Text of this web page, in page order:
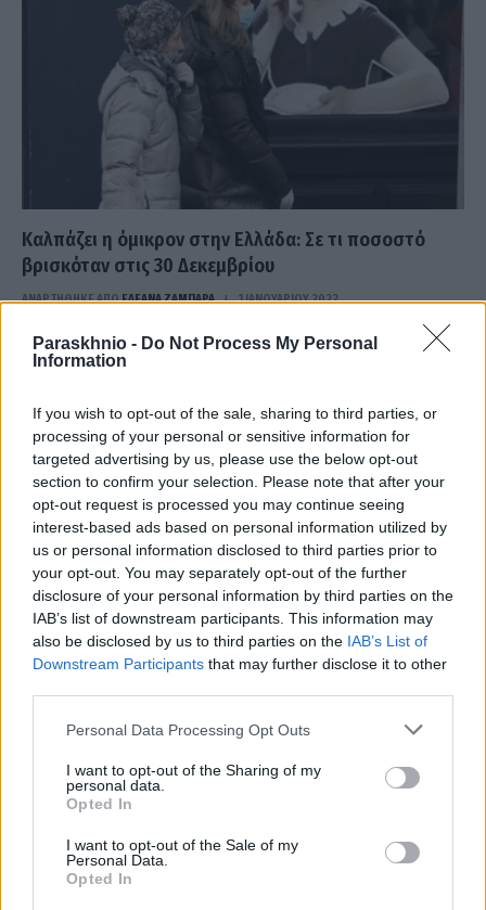
Paraskhnio - Do Not Process My Personal
Information
If you wish to opt-out of the sale, sharing to third parties, or
processing of your personal or sensitive information for
targeted advertising by us, please use the below opt-out
section to confirm your selection. Please note that after your
opt-out request is processed you may continue seeing
interest-based ads based on personal information utilized by
us or personal information disclosed to third parties prior to
your opt-out. You may separately opt-out of the further
disclosure of your personal information by third parties on the
IAB’s list of downstream participants. This information may
also be disclosed by us to third parties on the IAB’s List of
Downstream Participants that may further disclose it to other
Please note that this website/app uses one or more Google
not limited to your visit or usage behaviour. You may click to
grant or deny consent to Google and its third-party tags to
use your data for below specified purposes in below Google
consent section.
Personal Data Processing Opt Outs
I want to opt-out of the Sharing of my
personal data.
Opted In
I want to opt-out of the Sale of my
Personal Data.
Opted In
Καλπάζει η όμικρον στην Ελλάδα: Σε τι ποσοστό
βρισκόταν στις 30 Δεκεμβρίου
ΑΝΑΡΤΗΘΗΚΕ ΑΠΟΕΛΕΑΝΑ ΖΑΜΠΑΡΑ 1 ΙΑΝΟΥΑΡΊΟΥ 2022
Σύμφωνα με τα αποτελέσματα της γονιδιωματικής επιτήρησης
του ιού SARS-CoV-2 έως και τις 30 Δεκεμβρίου 2021 έχουν
Βατόπουλος για όμικρον: Δεν είναι ένα απλό
ΑΝΑΡΤΗΘΗΚΕ ΑΠΟΕΛΕΑΝΑ ΖΑΜΠΑΡΑ
ζήσουν, γιατί το σύστημα δεν θα μπορέσει να τους αντέξει,…